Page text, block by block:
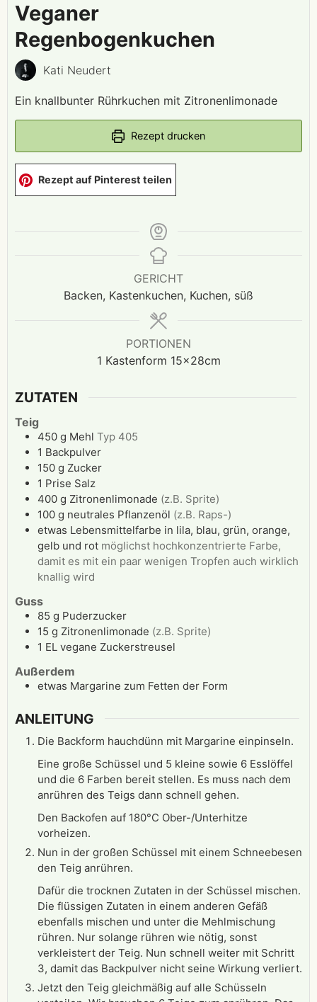
Veganer
Regenbogenkuchen
Kati Neudert
Ein knallbunter Rührkuchen mit Zitronenlimonade
Rezept drucken
Rezept auf Pinterest teilen
GERICHT
Backen, Kastenkuchen, Kuchen, süß
PORTIONEN
1 Kastenform 15x28cm
ZUTATEN
Teig
450 g Mehl Typ 405
1 Backpulver
150 g Zucker
1 Prise Salz
400 g Zitronenlimonade (z.B. Sprite)
100 g neutrales Pflanzenöl (z.B. Raps-)
etwas Lebensmittelfarbe in lila, blau, grün, orange,
gelb und rot möglichst hochkonzentrierte Farbe,
damit es mit ein paar wenigen Tropfen auch wirklich
knallig wird
Guss
85 g Puderzucker
15 g Zitronenlimonade (z.B. Sprite)
1 EL vegane Zuckerstreusel
Außerdem
etwas Margarine zum Fetten der Form
ANLEITUNG
Die Backform hauchdünn mit Margarine einpinseln.
Eine große Schüssel und 5 kleine sowie 6 Esslöffel
und die 6 Farben bereit stellen. Es muss nach dem
anrühren des Teigs dann schnell gehen.
Den Backofen auf 180°C Ober-/Unterhitze
vorheizen.
Nun in der großen Schüssel mit einem Schneebesen
den Teig anrühren.
Dafür die trocknen Zutaten in der Schüssel mischen.
Die flüssigen Zutaten in einem anderen Gefäß
ebenfalls mischen und unter die Mehlmischung
rühren. Nur solange rühren wie nötig, sonst
verkleistert der Teig. Nun schnell weiter mit Schritt
3, damit das Backpulver nicht seine Wirkung verliert.
Jetzt den Teig gleichmäßig auf alle Schüsseln